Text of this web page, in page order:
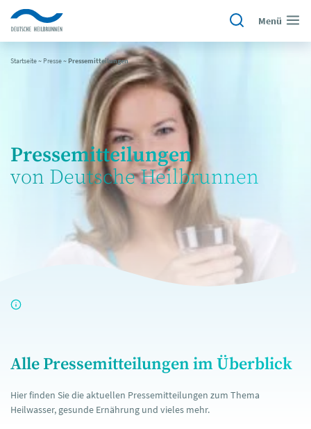
Menü
Startseite~ Presse~Pressemitteilungen
Pressemitteilungen
von Deutsche Heilbrunnen
Alle Pressemitteilungen im Überblick
Hier finden Sie die aktuellen Pressemitteilungen zum Thema
Heilwasser, gesunde Ernährung und vieles mehr.